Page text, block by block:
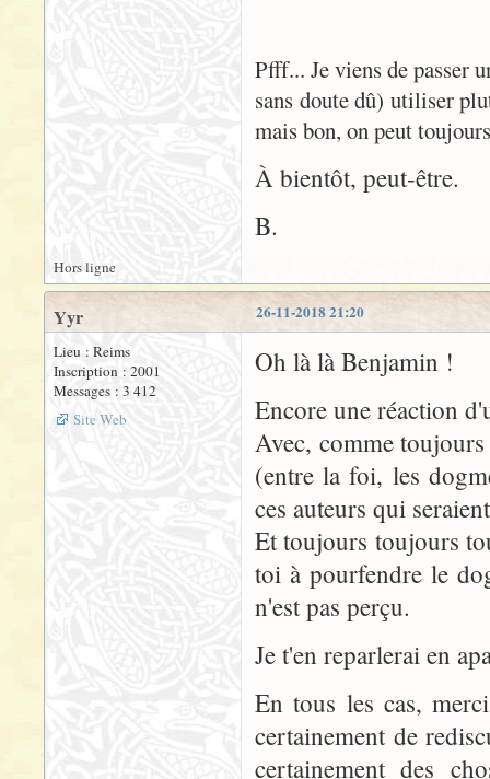
Pfff... Je viens de passer
sans doute dû) utiliser
mais bon, on peut
À bientôt, peut-être.
B.
Hors ligne
26-11-2018 21:20
Yyr
Lieu : Reims
Inscription : 2001
Messages : 3 412
Site Web
Oh là là Benjamin !
Encore une réaction
Avec, comme toujours
(entre la foi, les
ces auteurs qui
Et toujours toujours
toi à pourfendre le
n'est pas perçu.
Je t'en reparlerai en
En tous les cas,
certainement de
certainement des